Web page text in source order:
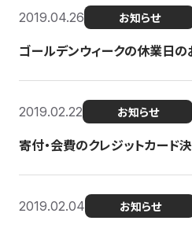
2019.04.26 お知らせ
ゴールデンウィークの休業日の
2019.02.22 お知らせ
寄付・会費のクレジットカード
2019.02.04 お知らせ